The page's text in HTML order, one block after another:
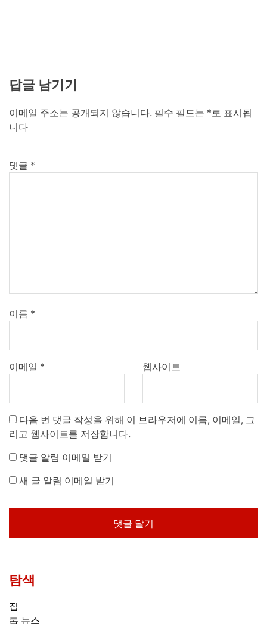
답글 남기기
이메일 주소는 공개되지 않습니다. 필수 필드는 * 로 표시됩
니다
댓글 *
이름 *
이메일 * 웹사이트
다음 번 댓글 작성을 위해 이 브라우저에 이름, 이메일, 그
리고 웹사이트를 저장합니다.
댓글 알림 이메일 받기
새 글 알림 이메일 받기
탐색
집
톱 뉴스